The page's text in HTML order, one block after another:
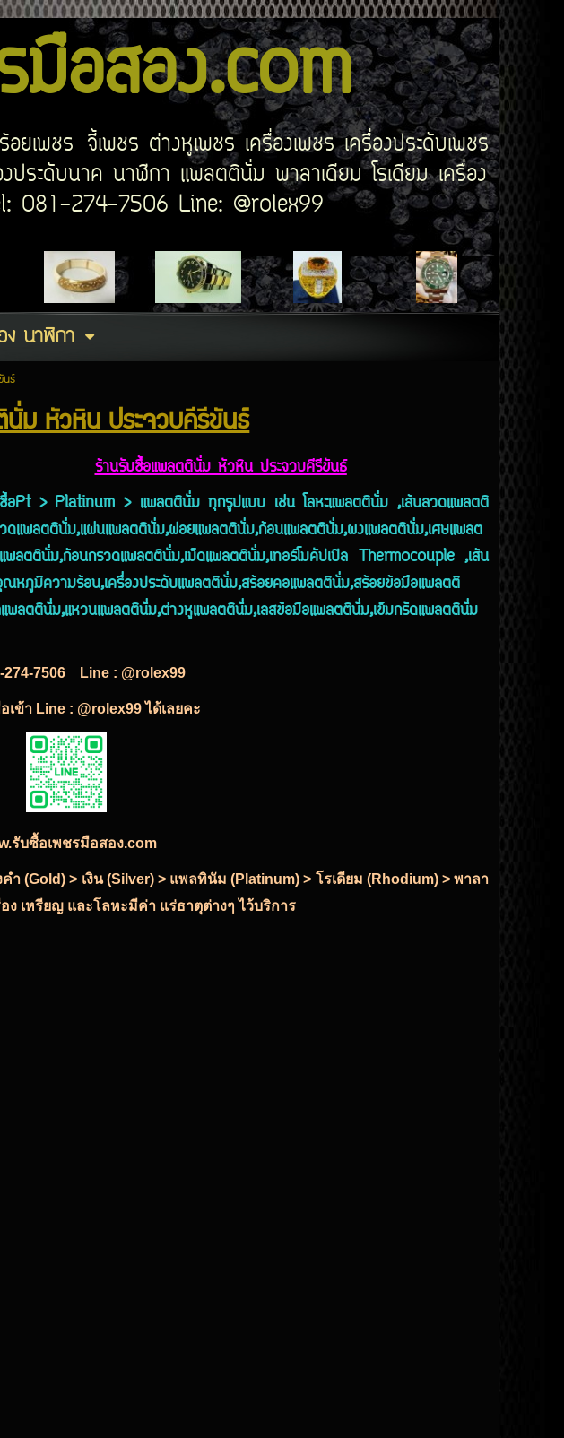
อสอง.com
เพชร จี้เพชร ต่างหูเพชร เครื่องเพชร เครื่องประดับเพชร
ประดับนาค นาฬิกา แพลตตินั่ม พาลาเดียม โรเดียม เครื่อง
081-274-7506 Line: @rolex99
ง นาฬิกา
นธ์
ม หัวหิน ประจวบคีรีขันธ์
ร้านรับซื้อแพลตตินั่ม หัวหิน ประจวบคีรีขันธ์
อPt > Platinum > แพลตตินั่ม ทุกรูปแบบ เช่น โลหะแพลตตินั่ม ,เส้นลวดแพลตติ
ดแพลตตินั่ม,แผ่นแพลตตินั่ม,ฝอยแพลตตินั่ม,ก้อนแพลตตินั่ม,ผงแพลตตินั่ม,เศษแพลต
พลตตินั่ม,ก้อนกรวดแพลตตินั่ม,เม็ดแพลตตินั่ม,เทอร์โมคัปเปิล Thermocouple ,เส้น
หภูมิความร้อน,เครื่องประดับแพลตตินั่ม,สร้อยคอแพลตตินั่ม,สร้อยข้อมือแพลตติ
แพลตตินั่ม,แหวนแพลตตินั่ม,ต่างหูแพลตตินั่ม,เลสข้อมือแพลตตินั่ม,เข็มกรัดแพลตตินั่ม
274-7506 Line : @rolex99
เข้า Line : @rolex99 ได้เลยคะ
รับซื้อเพชรมือสอง.com
ำ (Gold) > เงิน (Silver) > แพลทินัม (Platinum) > โรเดียม (Rhodium) > พาลา
ง เหรียญ และโลหะมีค่า แร่ธาตุต่างๆ ไว้บริการ